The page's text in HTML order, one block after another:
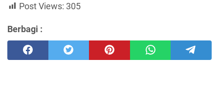
Post Views: 305
Berbagi :